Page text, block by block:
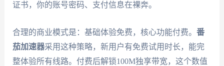
证书，你的账号密码、支付信息在裸奔。
合理的商业模式是：基础体验免费，核心功能付费。 番
茄加速器采用这种策略，新用户有免费试用时长，能完
整体验所有线路。付费后解锁100M独享带宽，这个数值